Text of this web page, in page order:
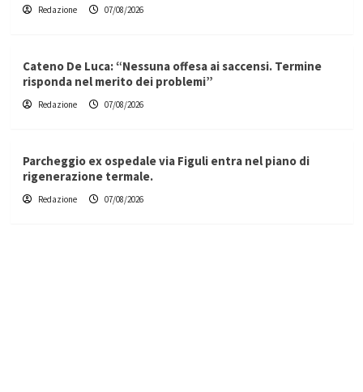
Redazione 07/08/2026
Cateno De Luca: “Nessuna offesa ai saccensi. Termine
risponda nel merito dei problemi”
Redazione 07/08/2026
Parcheggio ex ospedale via Figuli entra nel piano di
rigenerazione termale.
Redazione 07/08/2026